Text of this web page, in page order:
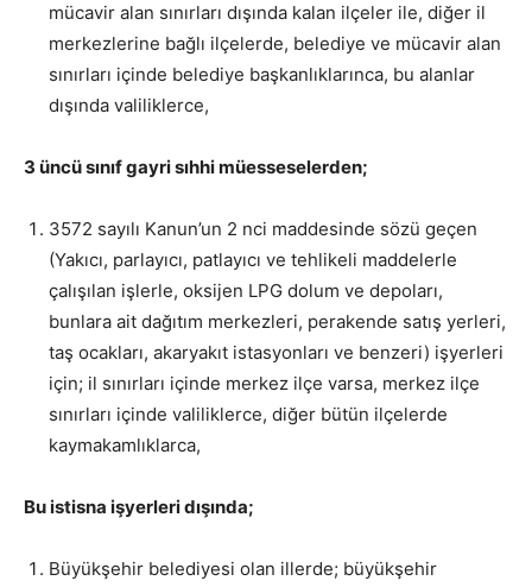
mücavir alan sınırları dışında kalan ilçeler ile, diğer il
merkezlerine bağlı ilçelerde, belediye ve mücavir alan
sınırları içinde belediye başkanlıklarınca, bu alanlar
dışında valiliklerce,
3 üncü sınıf gayri sıhhi müesseselerden;
3572 sayılı Kanun’un 2 nci maddesinde sözü geçen
(Yakıcı, parlayıcı, patlayıcı ve tehlikeli maddelerle
çalışılan işlerle, oksijen LPG dolum ve depoları,
bunlara ait dağıtım merkezleri, perakende satış yerleri,
taş ocakları, akaryakıt istasyonları ve benzeri) işyerleri
için; il sınırları içinde merkez ilçe varsa, merkez ilçe
sınırları içinde valiliklerce, diğer bütün ilçelerde
kaymakamlıklarca,
Bu istisna işyerleri dışında;
Büyükşehir belediyesi olan illerde; büyükşehir